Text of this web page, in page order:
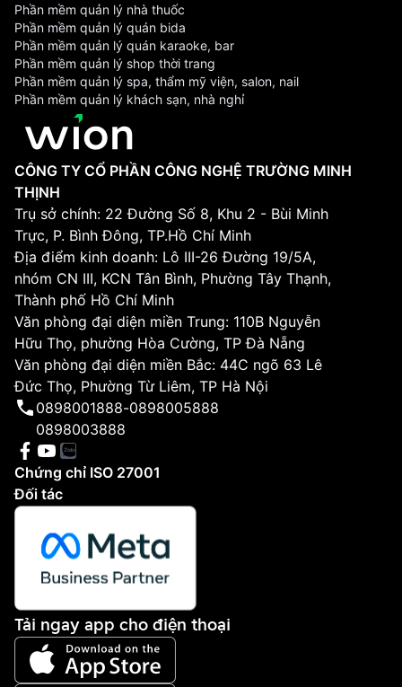
Phần mềm quản lý nhà thuốc
Phần mềm quản lý quán bida
Phần mềm quản lý quán karaoke, bar
Phần mềm quản lý shop thời trang
Phần mềm quản lý spa, thẩm mỹ viện, salon, nail
Phần mềm quản lý khách sạn, nhà nghỉ
CÔNG TY CỔ PHẦN CÔNG NGHỆ TRƯỜNG MINH
THỊNH
Trụ sở chính: 22 Đường Số 8, Khu 2 - Bùi Minh
Trực, P. Bình Đông, TP.Hồ Chí Minh
Địa điểm kinh doanh: Lô III-26 Đường 19/5A,
nhóm CN III, KCN Tân Bình, Phường Tây Thạnh,
Thành phố Hồ Chí Minh
Văn phòng đại diện miền Trung: 110B Nguyễn
Hữu Thọ, phường Hòa Cường, TP Đà Nẵng
Văn phòng đại diện miền Bắc: 44C ngõ 63 Lê
Đức Thọ, Phường Từ Liêm, TP Hà Nội
0898001888-0898005888
0898003888
Chứng chỉ ISO 27001
Đối tác
Tải ngay app cho điện thoại